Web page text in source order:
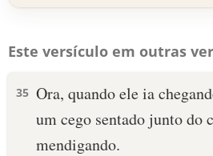
Este versículo em outras
35 Ora, quando ele ia
um cego sentado junto do
mendigando.